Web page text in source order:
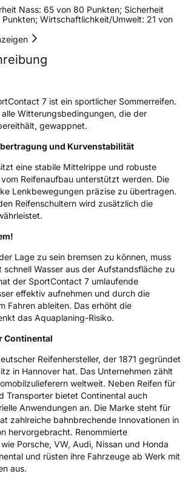
B
/ Alpine-SymbolNein
(GPSR)
Reifen Deutschland GmbH
Plaza 1 30173 Hannover
Nass: 65 von 80 Punkten; Sicherheit
Wirtschaftlichkeit/Umwelt: 21 von
7 ist ein sportlicher Sommerreifen.
alle Witterungsbedingungen, die der
gewappnet.
und Kurvenstabilität
eine stabile Mittelrippe und robuste
Reifenaufbau unterstützt werden. Die
Lenkbewegungen präzise zu übertragen.
Reifenschultern wird zusätzlich die
Lage zu sein bremsen zu können, muss
schnell Wasser aus der Aufstandsfläche zu
der SportContact 7 umlaufende
effektiv aufnehmen und durch die
Fahren ableiten. Das erhöht die
das Aquaplaning-Risiko.
Continental
Reifenhersteller, der 1871 gegründet
in Hannover hat. Das Unternehmen zählt
weltweit. Neben Reifen für
Transporter bietet Continental auch
Anwendungen an. Die Marke steht für
zahlreiche bahnbrechende Innovationen in
hervorgebracht. Renommierte
Porsche, VW, Audi, Nissan und Honda
und rüsten ihre Fahrzeuge ab Werk mit
aus.